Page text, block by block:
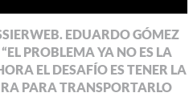
EDUARDO GÓMEZ
PROBLEMA YA NO ES LA
EL DESAFÍO ES TENER LA
PARA TRANSPORTARLO